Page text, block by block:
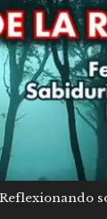
Reflexionando